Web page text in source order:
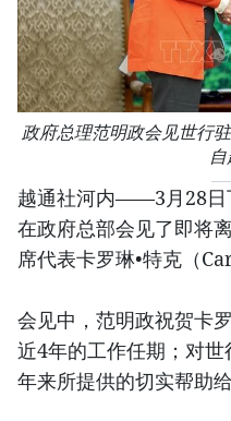
政府总理范明政会见世行
越通社河内——3月28日
在政府总部会见了即将
席代表卡罗琳•特克（
会见中，范明政祝贺卡
近4年的工作任期；对
年来所提供的切实帮助给